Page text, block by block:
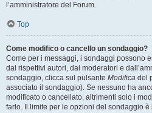
l’amministratore del Forum.
Top
Come modifico o cancello un sondaggio?
Come per i messaggi, i sondaggi possono
dai rispettivi autori, dai moderatori e
sondaggio, clicca sul pulsante Modifica del
associato il sondaggio). Se nessuno ha
modificato o cancellato, altrimenti solo i
farlo. Il limite per le opzioni del sondaggio è